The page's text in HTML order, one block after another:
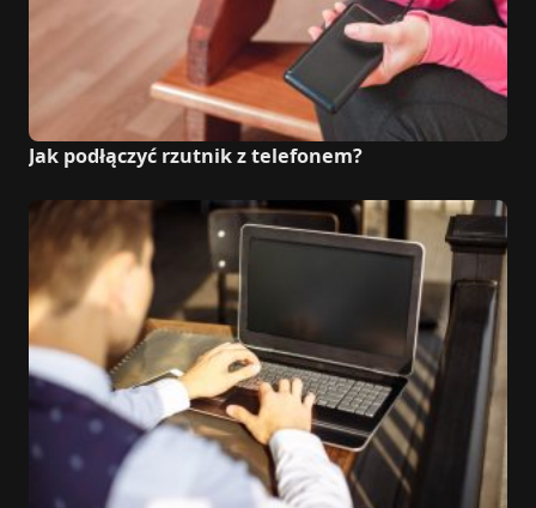
Jak podłączyć rzutnik z telefonem?